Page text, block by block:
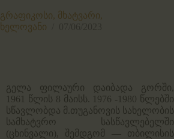
გრაფიკოსი, მხატვარი,
ხელოვანი
გელა ფილაური დაიბადა გორში,
1961 წლის 8 მაისს. 1976 -1980 წლებში
სწავლობდა მ.თუგანოვის სახელობის
სამხატვრო სასწავლებელში
(ცხინვალი), შემდგომ — თბილისის